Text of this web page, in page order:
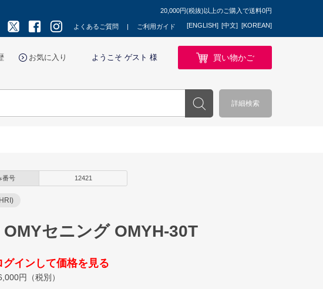
20,000円(税抜)以上のご購入で送料0円
よくあるご質問 ご利用ガイド [ENGLISH] [中文] [KOREAN]
お気に入り ようこそ ゲスト 様 買い物かご
詳細検索
番号 12421
セニング OMYH-30T
グインして価格を見る
円（税別）